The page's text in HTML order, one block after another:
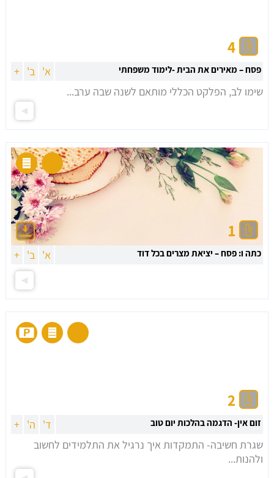
4
פסח – מאירים את הבית -לימוד משפחתי א' ב' +
שימו לב, הפלקט הכללי מותאם לשנה שבה ערב...
1
כתה ו: פסח – יציאת מצרים בכל דוד א' ב' +
2
זום אין- הדגמה בהלכות יום טוב ד' ה' +
שגרת חשיבה- התמקדות איך נרגיל את התלמידים לחשוב
ולהנות...